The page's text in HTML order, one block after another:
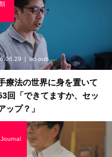
sci-pub
療法の世界に身を置いて
回「できてますか、セッ
ップ？」